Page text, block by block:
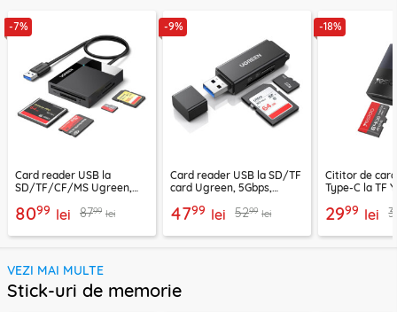
-7%
Card reader USB la
SD/TF/CF/MS Ugreen,
8099 lei 8799 lei
-9%
Card reader USB la SD/TF
card Ugreen, 5Gbps,
4799 lei 5299 lei
-18%
Cititor de
Type-C la TF
2999 lei
VEZI MAI MULTE
Stick-uri de memorie